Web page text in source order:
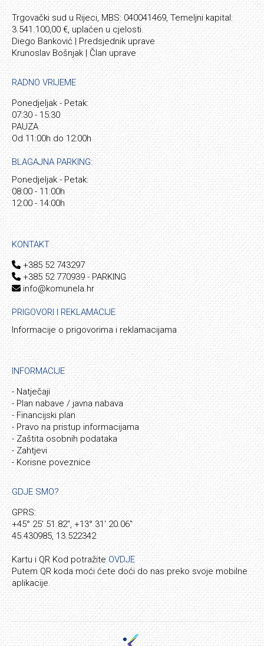
Trgovački sud u Rijeci, MBS: 040041469, Temeljni kapital:
3.541.100,00 €, uplaćen u cjelosti.
Diego Banković | Predsjednik uprave
Krunoslav Bošnjak | Član uprave
RADNO VRIJEME
Ponedjeljak - Petak:
07:30 - 15:30
PAUZA
Od 11:00h do 12:00h
BLAGAJNA PARKING:
Ponedjeljak - Petak:
08:00 - 11:00h
12:00 - 14:00h
KONTAKT
+385 52 743297
+385 52 770939 - PARKING
info@komunela.hr
PRIGOVORI I REKLAMACIJE
Informacije o prigovorima i reklamacijama
INFORMACIJE
- Natječaji
- Plan nabave / javna nabava
- Financijski plan
- Pravo na pristup informacijama
- Zaštita osobnih podataka
- Zahtjevi
- Korisne poveznice
GDJE SMO?
GPRS:
+45° 25' 51.82", +13° 31' 20.06"
45.430985, 13.522342
Kartu i QR Kod potražiteOVDJE
Putem QR koda moći ćete doći do nas preko svoje mobilne
aplikacije.